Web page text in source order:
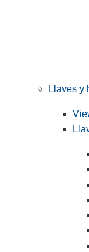
Llaves y